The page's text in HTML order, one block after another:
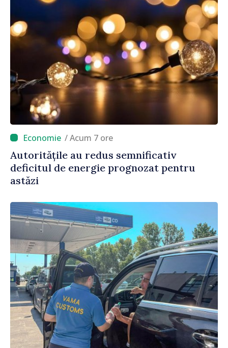
/ Acum 7 ore
Autoritățile au redus semnificativ
deficitul de energie prognozat pentru
astăzi